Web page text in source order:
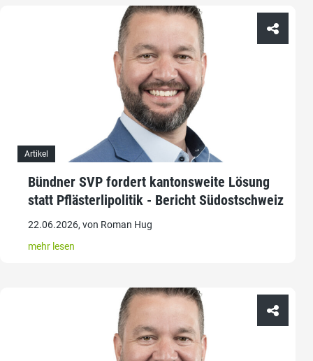
Artikel
Bündner SVP fordert kantonsweite Lösung
statt Pflästerlipolitik - Bericht Südostschweiz
22.06.2026, von Roman Hug
mehr lesen